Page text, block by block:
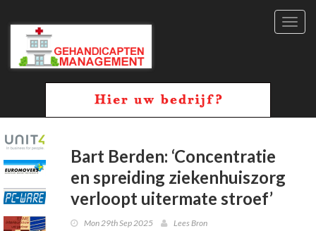
Bart Berden: ‘Concentratie
en spreiding ziekenhuiszorg
verloopt uitermate stroef’
Mon 29th Sep 2025 Lees Bron